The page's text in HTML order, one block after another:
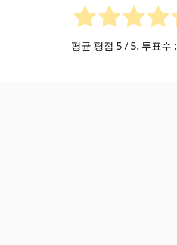
평균 평점 5 / 5. 투표수 :